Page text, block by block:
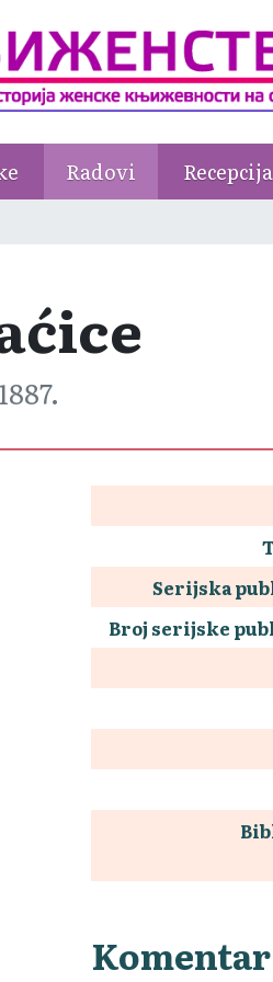
Radovi Recepcija
Serijska
Broj serijske
Komentar